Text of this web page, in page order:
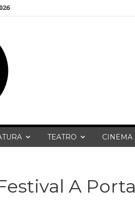
TEATRO CINEMA
A Porta